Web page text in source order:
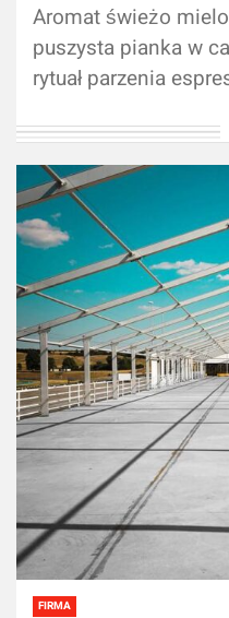
Aromat świeżo
puszysta pianka w
rytuał parzenia
FIRMA